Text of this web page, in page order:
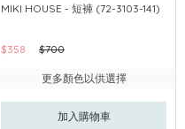
MIKI HOUSE - 短褲 (72-3103-141)
$358 $700
更多顏色以供選擇
加入購物車